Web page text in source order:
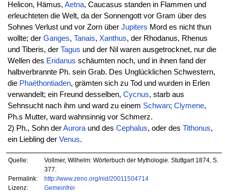
Helicon, Hämus, Aetna, Caucasus standen in Flammen und
erleuchteten die Welt, da der Sonnengott vor Gram über des
Sohnes Verlust und vor Zorn über Jupiters Mord es nicht thun
wollte; der Ganges, Tanais, Xanthus, der Rhodanus, Rhenus
und Tiberis, der Tagus und der Nil waren ausgetrocknet, nur die
Wellen des Eridanus schäumten noch, und in ihnen fand der
halbverbrannte Ph. sein Grab. Des Unglücklichen Schwestern,
die Phaëthontiaden, grämten sich zu Tod und wurden in Erlen
verwandelt; ein Freund desselben, Cycnus, starb aus
Sehnsucht nach ihm und ward zu einem Schwan; Clymene,
Ph.s Mutter, ward wahnsinnig vor Schmerz.
2) Ph., Sohn derAuroraund des Cephalus, oder des Tithonus,
ein Liebling der Venus.
Quelle:
Vollmer, Wilhelm: Wörterbuch der Mythologie. Stuttgart 1874, S.
377.
Permalink:
http://www.zeno.org/nid/20011504714
Lizenz:
Gemeinfrei